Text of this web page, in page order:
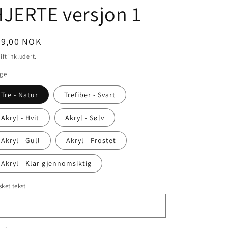
versjon 1
NOK
inkludert.
Tre - Natur Trefiber - Svart
Akryl - Hvit Akryl - Sølv
Akryl - Gull Akryl - Frostet
Akryl - Klar gjennomsiktig
tekst